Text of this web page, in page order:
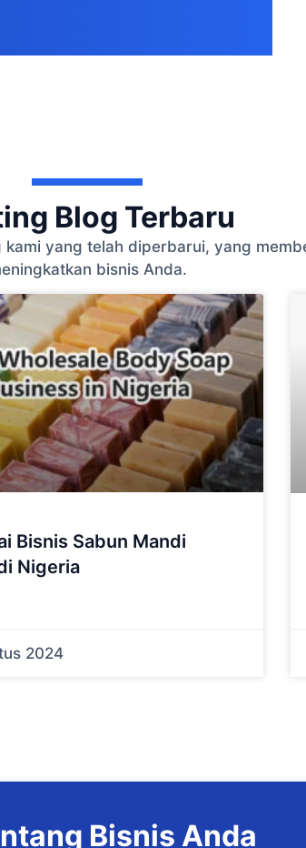
Blog Terbaru
yang telah diperbarui, yang
bisnis Anda.
Bisnis Sabun Mandi
Nigeria
2024
Bisnis Anda